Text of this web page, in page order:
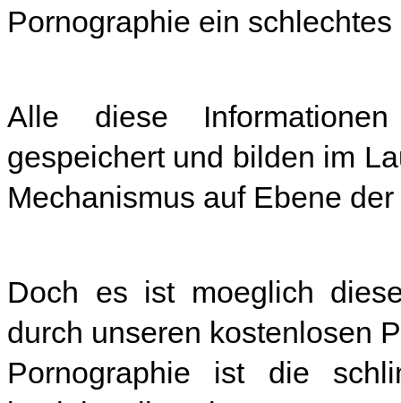
Pornographie ein
Alle diese
gespeichert und bilden im
Mechanismus auf Ebene
Doch es ist moeglich
durch unseren kostenlosen
Pornographie ist die